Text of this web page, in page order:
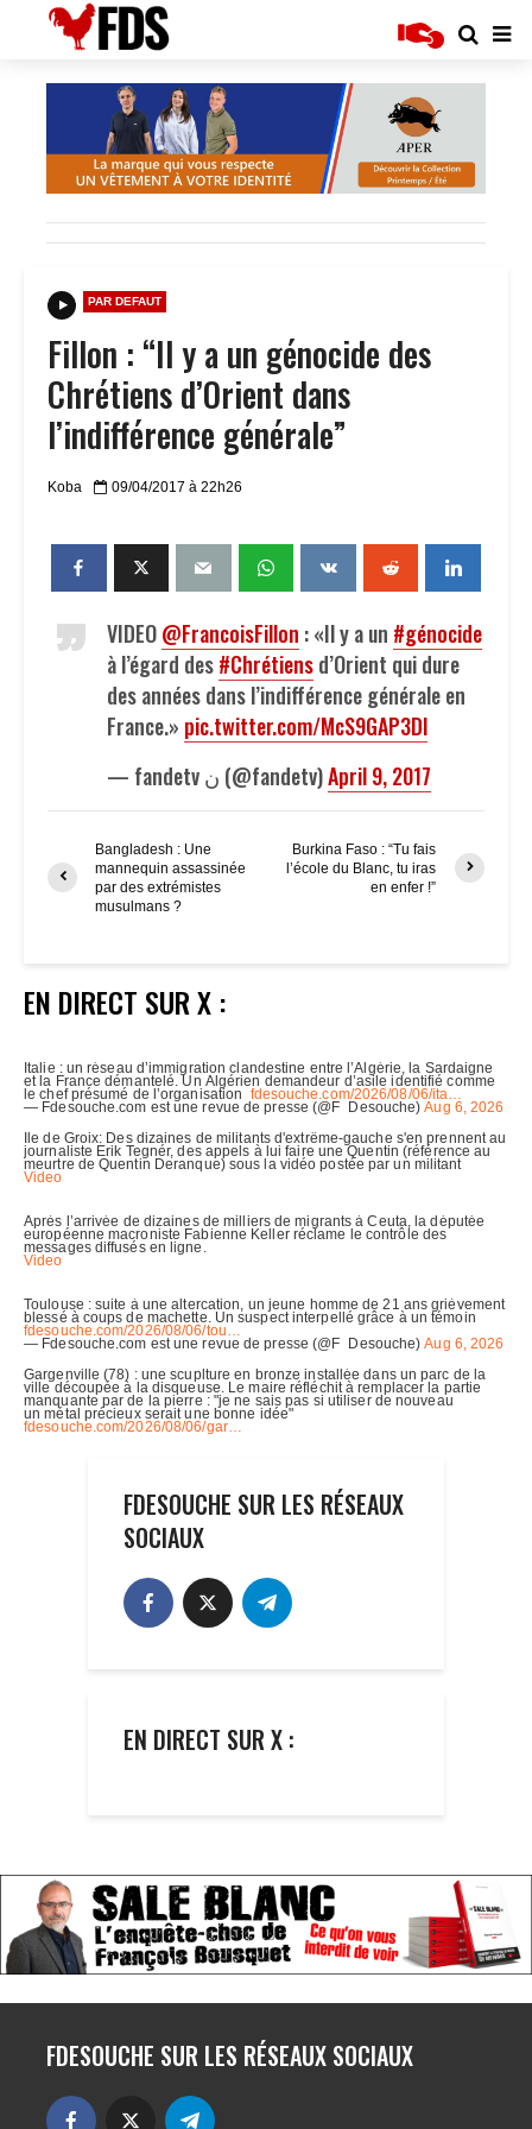
PAR DEFAUT
Fillon : “Il y a un génocide des
Chrétiens d’Orient dans
l’indifférence générale”
Koba 09/04/2017 à 22h26
VIDEO@FrancoisFillon : «Il y a un #génocide
à l’égard des#Chrétiensd’Orient qui dure
des années dans l’indifférence générale en
France.» pic.twitter.com/McS9GAP3Dl
— fandetv ن (@fandetv)April 9, 2017
Bangladesh : Une
mannequin assassinée
par des extrémistes
musulmans ?
Burkina Faso : “Tu fais
l’école du Blanc, tu iras
en enfer !”
EN DIRECT SUR X :
FDESOUCHE SUR LES RÉSEAUX
SOCIAUX
EN DIRECT SUR X :
FDESOUCHE SUR LES RÉSEAUX SOCIAUX